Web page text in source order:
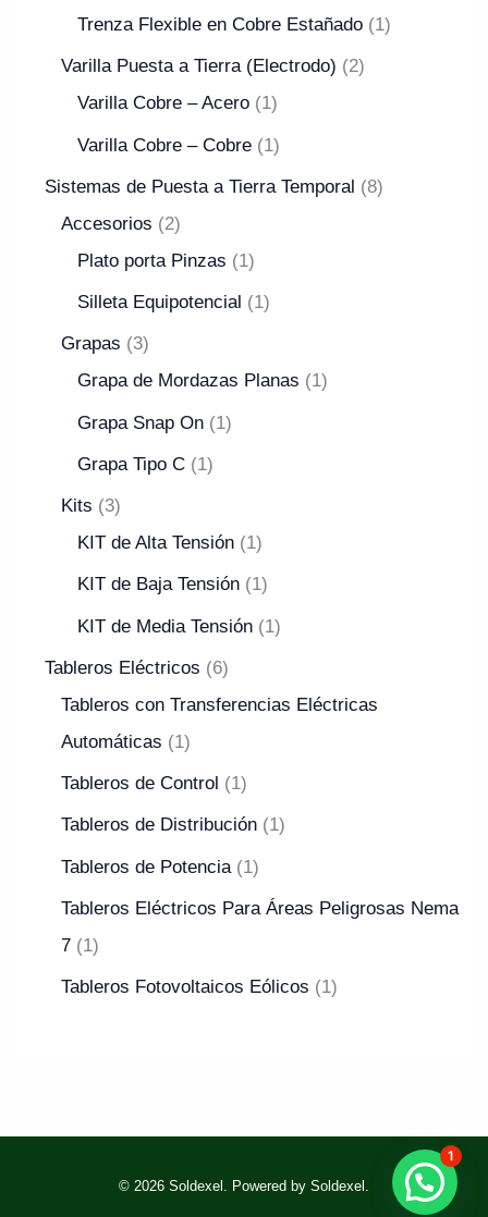
Trenza Flexible en Cobre Estañado
1
Varilla Puesta a Tierra (Electrodo)
2
Varilla Cobre – Acero
1
Varilla Cobre – Cobre 1
Sistemas de Puesta a Tierra Temporal
8
Accesorios
2
Plato porta Pinzas
1
Silleta Equipotencial 1
Grapas
3
Grapa de Mordazas Planas
1
Grapa Snap On 1
Grapa Tipo C 1
Kits
3
KIT de Alta Tensión
1
KIT de Baja Tensión 1
KIT de Media Tensión 1
Tableros Eléctricos
6
Tableros con Transferencias Eléctricas
Automáticas
1
Tableros de Control 1
Tableros de Distribución 1
Tableros de Potencia 1
Tableros Eléctricos Para Áreas Peligrosas Nema
7
1
Tableros Fotovoltaicos Eólicos 1
© 2026 Soldexel. Powered by Soldexel.
1